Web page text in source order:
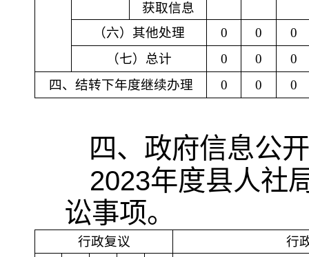
获取信息
（六）其他处理 0 0
0
（七）总计
0 0
0
四、结转下年度继续办理
0 0 0
四、政府信息公
2023年度县人社
讼事项。
行政复议 行